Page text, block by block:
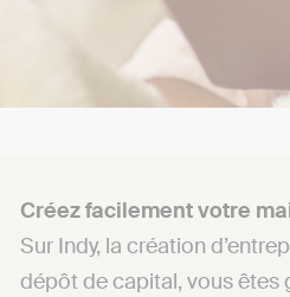
Créez facilement votre
Sur Indy, la création
dépôt de capital, vous êtes